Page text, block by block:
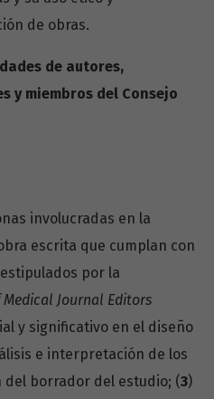
de obras.
de autores,
y miembros del Consejo
involucradas en la
escrita que cumplan con
por la
Journal Editors
y significativo en el diseño
e interpretación de los
del borrador del estudio; (3)